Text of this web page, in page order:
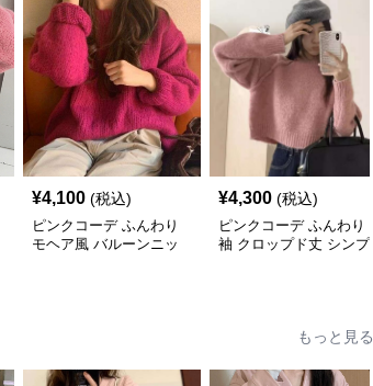
¥4,100 (税込)
ピンクコーデ ふんわり
モヘア風 バルーンニッ
¥4,300 (税込)
ピンクコーデ ふんわり
袖 クロップド丈 シンプ
もっと見る